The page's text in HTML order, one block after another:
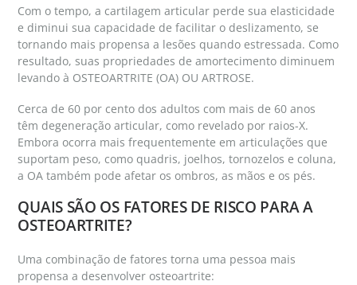
Com o tempo, a cartilagem articular perde sua elasticidade
e diminui sua capacidade de facilitar o deslizamento, se
tornando mais propensa a lesões quando estressada. Como
resultado, suas propriedades de amortecimento diminuem
levando à OSTEOARTRITE (OA) OU ARTROSE.
Cerca de 60 por cento dos adultos com mais de 60 anos
têm degeneração articular, como revelado por raios-X.
Embora ocorra mais frequentemente em articulações que
suportam peso, como quadris, joelhos, tornozelos e coluna,
a OA também pode afetar os ombros, as mãos e os pés.
QUAIS SÃO OS FATORES DE RISCO PARA A
OSTEOARTRITE?
Uma combinação de fatores torna uma pessoa mais
propensa a desenvolver osteoartrite: